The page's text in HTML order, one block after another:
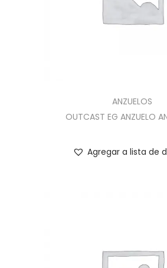
ANZUELOS
OUTCAST EG ANZUELO
Agregar a lista de